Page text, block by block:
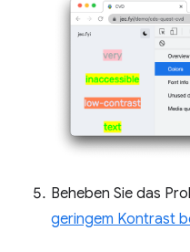
Beheben Sie das
geringem Kontrast